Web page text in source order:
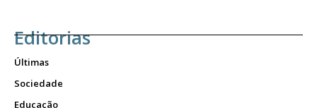
Editorias
Últimas
Sociedade
Educação